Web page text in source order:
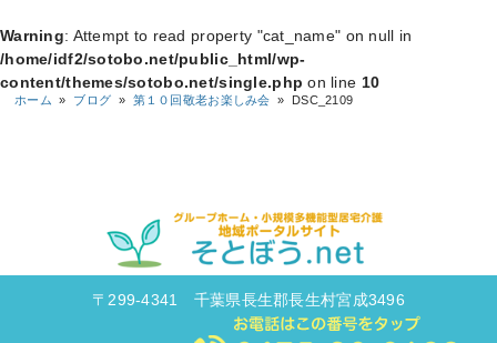
Warning: Attempt to read property "cat_name" on null in
/home/idf2/sotobo.net/public_html/wp-
content/themes/sotobo.net/single.php on line 10
ホーム » ブログ » 第１０回敬老お楽しみ会 » DSC_2109
〒299-4341 千葉県長生郡長生村宮成3496